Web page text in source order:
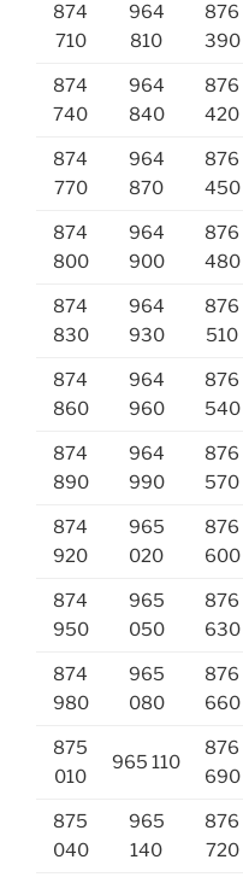
874
710
964
810
876
390
874
740
964
840
876
420
874
770
964
870
876
450
874
800
964
900
876
480
874
830
964
930
876
510
874
860
964
960
876
540
874
890
964
990
876
570
874
920
965
020
876
600
874
950
965
050
876
630
874
980
965
080
876
660
875
010
965 110
876
690
875
040
965
140
876
720